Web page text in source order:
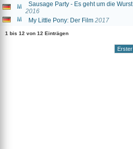
Sausage Party - Es geht um die Wurst
2016
My Little Pony: Der Film 2017
1 bis 12 von 12 Einträgen
Erster